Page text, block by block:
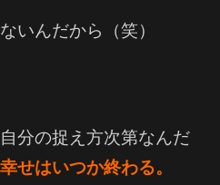
いんだから（笑）
分の捉え方次第なんだ
せはいつか終わる。